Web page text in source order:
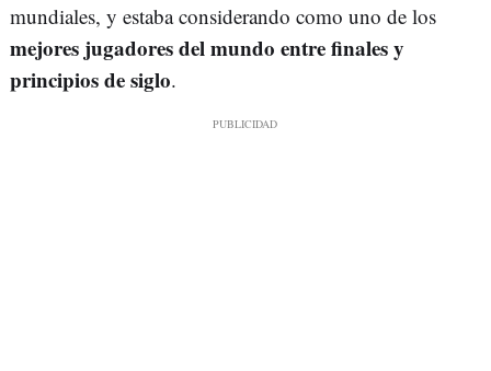
mundiales, y estaba considerando como uno de los
mejores jugadores del mundo entre finales y
principios de siglo.